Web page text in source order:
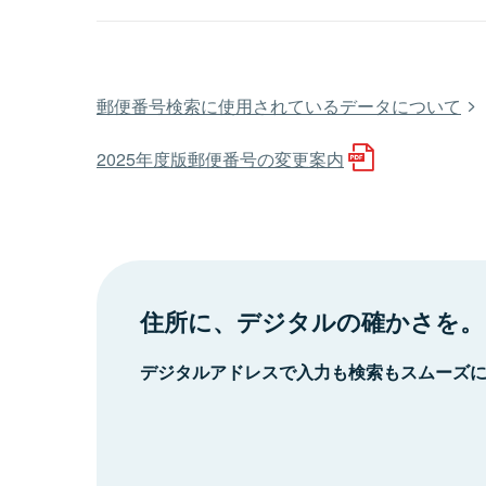
郵便番号検索に使用されているデータについて
2025年度版郵便番号の変更案内
住所に、デジタルの確かさを。
デジタルアドレスで入力も検索もスムーズ